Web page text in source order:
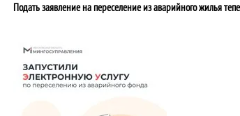
Подать заявление на переселение из аварийного жилья